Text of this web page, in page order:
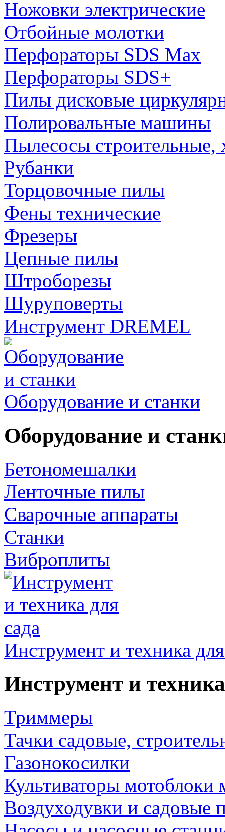
Ножовки электрические
Отбойные молотки
Перфораторы SDS Max
Перфораторы SDS+
Пилы дисковые
Полировальные машины
Пылесосы строительные,
Рубанки
Торцовочные пилы
Фены технические
Фрезеры
Цепные пилы
Штроборезы
Шуруповерты
Инструмент DREMEL
Оборудование и станки
Оборудование и
Бетономешалки
Ленточные пилы
Сварочные аппараты
Станки
Виброплиты
Инструмент и техника
Инструмент и
Триммеры
Тачки садовые,
Газонокосилки
Культиваторы мотоблоки
Воздуходувки и садовые